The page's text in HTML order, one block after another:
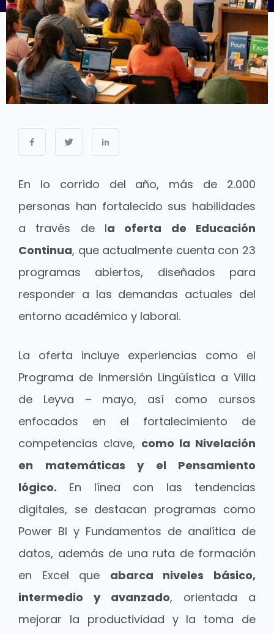
En lo corrido del año, más de 2.000
personas han fortalecido sus habilidades
a través de la oferta de Educación
Continua, que actualmente cuenta con 23
programas abiertos, diseñados para
responder a las demandas actuales del
entorno académico y laboral.
La oferta incluye experiencias como el
Programa de Inmersión Lingüística a Villa
de Leyva – mayo, así como cursos
enfocados en el fortalecimiento de
competencias clave, como la Nivelación
en matemáticas y el Pensamiento
lógico. En línea con las tendencias
digitales, se destacan programas como
Power BI y Fundamentos de analítica de
datos, además de una ruta de formación
en Excel que abarca niveles básico,
intermedio y avanzado, orientada a
mejorar la productividad y la toma de